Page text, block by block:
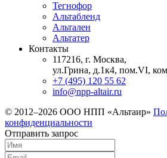
Тегнофор
Альтабленд
Альтален
Альтатер
Контакты
117216, г. Москва,
ул.Грина, д.1к4, пом.VI,
+7 (495) 120 55 62
info@npp-altair.ru
© 2012–2026 ООО НПП «Альтаир»
конфиденциальности
Отправить запрос